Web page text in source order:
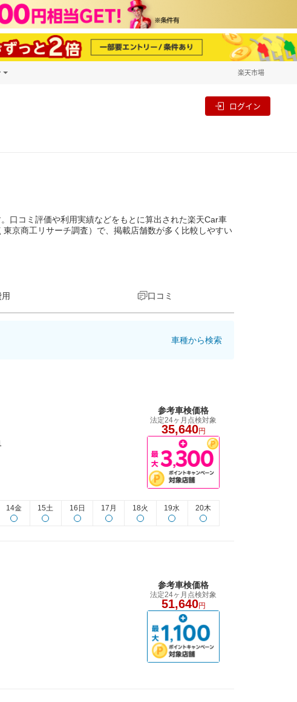
楽天市場
ログイン
口コミ評価や利用実績などをもとに算出された楽天Car車
京商工リサーチ調査）で、掲載店舗数が多く比較しやすい
口コミ
車種から検索
参考車検価格
法定24ヶ月点検対象
35,640円
14金 15土 16日 17月 18火 19水 20木
参考車検価格
法定24ヶ月点検対象
51,640円